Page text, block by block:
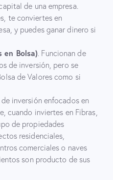
de una empresa.
te conviertes en
y puedes ganar dinero si
en Bolsa). Funcionan de
de inversión, pero se
de Valores como si
inversión enfocados en
cuando inviertes en Fibras,
de propiedades
residenciales,
comerciales o naves
son producto de sus